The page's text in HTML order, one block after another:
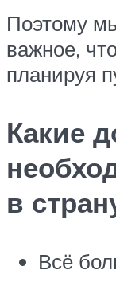
Поэтому
важное,
планируя
Какие
в
Всё